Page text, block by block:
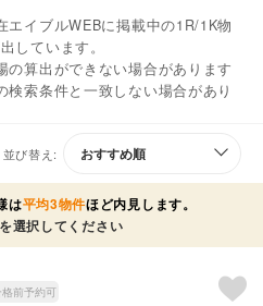
イブルWEBに掲載中の1R/1K物
しています。
算出ができない場合があります
索条件と一致しない場合があり
並び替え:
は平均3物件ほど内見します。
選択してください
前予約可